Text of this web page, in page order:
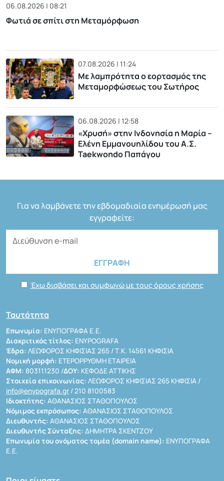
06.08.2026 | 08:21
Φωτιά σε σπίτι στη Μεταμόρφωση
07.08.2026 | 11:24
Με λαμπρότητα ο εορτασμός της
Μεταμορφώσεως του Σωτήρος
06.08.2026 | 12:58
«Χρυσή» στην Ινδονησία η Μαρία –
Ελένη Εμμανουηλίδου του Α.Σ.
Taekwondo Παπάγου
Για να λαμβάνετε την εβδομαδιαία ενημέρωσή μας
εγγραφείτε:
Έχω διαβάσει και συμφωνώ με τους όρους χρήσης
Ταυτότητα
Επωνυμία: ΕΝΥΠΟΓΡΑΦΑ Ε.Ε.
Διακριτικός τίτλος: ENYPOGRAFA
Έδρα: ΛΕΩΦΟΡΟΣ ΚΗΦΙΣΙΑΣ 265 / Τ.Κ. 14561 ΚΗΦΙΣΙΑ
Νομική μορφή: ΕΤΕΡΟΡΡΥΘΜΗ ΕΤΑΙΡΕΙΑ
ΑΦΜ: 803111230 /ΔΟΥ: ΚΕΦΟΔΕ ΑΤΤΙΚΗΣ
Στοιχεία επικοινωνίας: ΛΕΩΦΟΡΟΣ ΚΗΦΙΣΙΑΣ 265 ΚΗΦΙΣΙΑ /
info@enypografa.gr / 210 8100583
Ιδιοκτήτης: ΑΘΑΝΑΣΙΟΣ ΣΤΑΘΟΠΟΥΛΟΣ
Νόμιμος εκπρόσωπος: ΑΘΑΝΑΣΙΟΣ ΣΤΑΘΟΠΟΥΛΟΣ
Διευθυντής: ΑΘΑΝΑΣΙΟΣ ΣΤΑΘΟΠΟΥΛΟΣ
Διευθυντής Σύνταξης: ΔΗΜΗΤΡΑ ΣΚΕΝΤΖΟΥ
Επωνυμία του ονόματος τομέα (domain name): ΕΝΥΠΟΓΡΑΦΑ
Ε.Ε.